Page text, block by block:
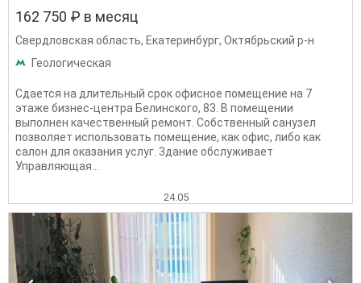
162 750 ₽ в месяц
Свердловская область, Екатеринбург, Октябрьский р-н
Геологическая
Сдается на длительный срок офисное помещение на 7
этаже бизнес-центра Белинского, 83. В помещении
выполнен качественный ремонт. Собственный санузел
позволяет использовать помещение, как офис, либо как
салон для оказания услуг. 3дание обслуживает
Управляющая...
24.05